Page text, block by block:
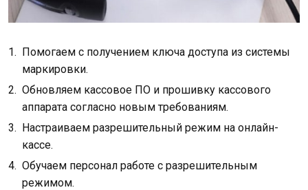
Помогаем с получением ключа доступа из системы
маркировки.
Обновляем кассовое ПО и прошивку кассового
аппарата согласно новым требованиям.
Настраиваем разрешительный режим на онлайн-
кассе.
Обучаем персонал работе с разрешительным
режимом.